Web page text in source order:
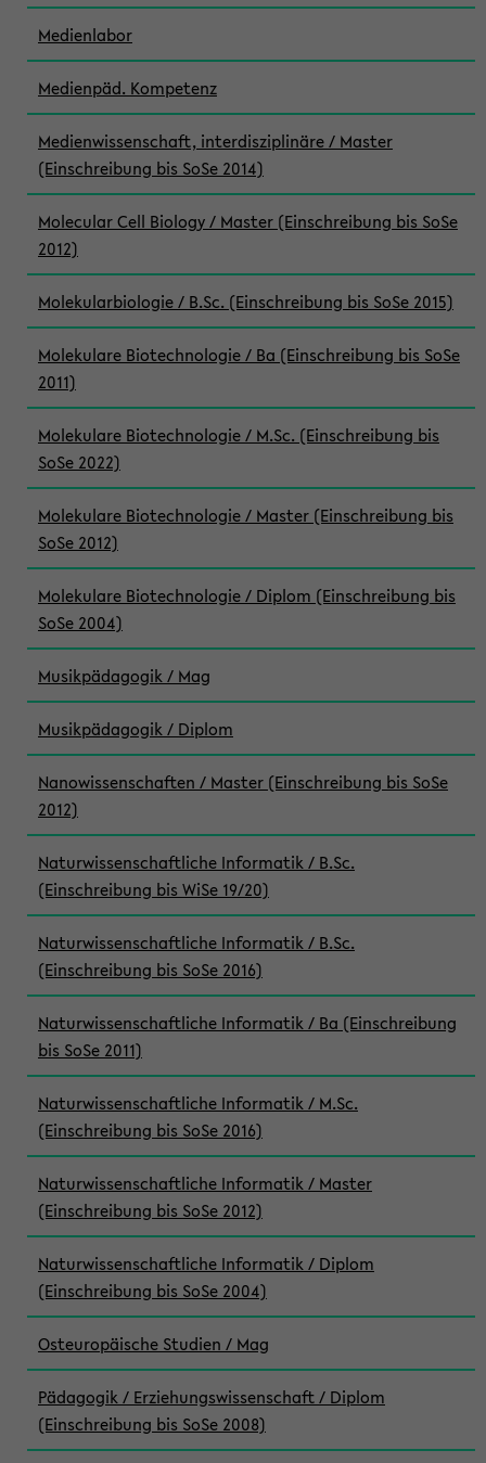
Medienlabor
Medienpäd. Kompetenz
Medienwissenschaft, interdisziplinäre / Master
(Einschreibung bis SoSe 2014)
Molecular Cell Biology / Master (Einschreibung bis SoSe
2012)
Molekularbiologie / B.Sc. (Einschreibung bis SoSe 2015)
Molekulare Biotechnologie / Ba (Einschreibung bis SoSe
2011)
Molekulare Biotechnologie / M.Sc. (Einschreibung bis
SoSe 2022)
Molekulare Biotechnologie / Master (Einschreibung bis
SoSe 2012)
Molekulare Biotechnologie / Diplom (Einschreibung bis
SoSe 2004)
Musikpädagogik / Mag
Musikpädagogik / Diplom
Nanowissenschaften / Master (Einschreibung bis SoSe
2012)
Naturwissenschaftliche Informatik / B.Sc.
(Einschreibung bis WiSe 19/20)
Naturwissenschaftliche Informatik / B.Sc.
(Einschreibung bis SoSe 2016)
Naturwissenschaftliche Informatik / Ba (Einschreibung
bis SoSe 2011)
Naturwissenschaftliche Informatik / M.Sc.
(Einschreibung bis SoSe 2016)
Naturwissenschaftliche Informatik / Master
(Einschreibung bis SoSe 2012)
Naturwissenschaftliche Informatik / Diplom
(Einschreibung bis SoSe 2004)
Osteuropäische Studien / Mag
Pädagogik / Erziehungswissenschaft / Diplom
(Einschreibung bis SoSe 2008)